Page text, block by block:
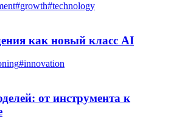
#growth#technology
как новый класс AI
#innovation
от инструмента к